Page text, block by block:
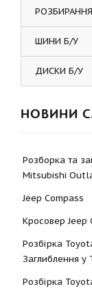
ШИНИ Б/У
ДИСКИ Б/У
НОВИНИ
Розборка та
Mitsubishi
Jeep Compass
Кросовер Jeep
Розбірка
Заглиблення у
Розбірка